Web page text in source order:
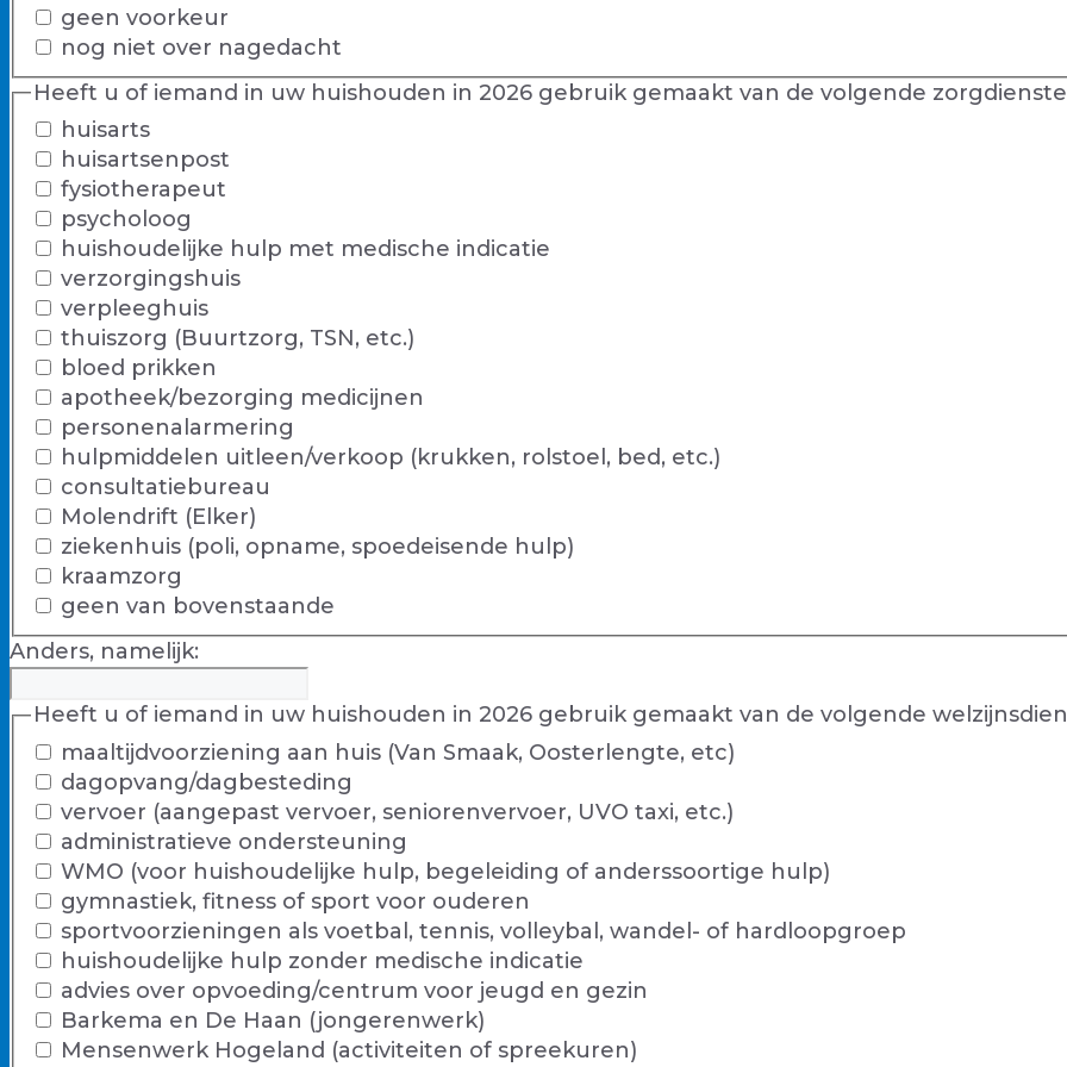
geen voorkeur
nog niet over nagedacht
Heeft u of iemand in uw huishouden in 2026 gebruik gemaakt van de volgende
huisarts
huisartsenpost
fysiotherapeut
psycholoog
huishoudelijke hulp met medische indicatie
verzorgingshuis
verpleeghuis
thuiszorg (Buurtzorg, TSN, etc.)
bloed prikken
apotheek/bezorging medicijnen
personenalarmering
hulpmiddelen uitleen/verkoop (krukken, rolstoel, bed, etc.)
consultatiebureau
Molendrift (Elker)
ziekenhuis (poli, opname, spoedeisende hulp)
kraamzorg
geen van bovenstaande
Anders, namelijk:
Heeft u of iemand in uw huishouden in 2026 gebruik gemaakt van de volgende
maaltijdvoorziening aan huis (Van Smaak, Oosterlengte, etc)
dagopvang/dagbesteding
vervoer (aangepast vervoer, seniorenvervoer, UVO taxi, etc.)
administratieve ondersteuning
WMO (voor huishoudelijke hulp, begeleiding of anderssoortige hulp)
gymnastiek, fitness of sport voor ouderen
sportvoorzieningen als voetbal, tennis, volleybal, wandel- of hardloopgroep
huishoudelijke hulp zonder medische indicatie
advies over opvoeding/centrum voor jeugd en gezin
Barkema en De Haan (jongerenwerk)
Mensenwerk Hogeland (activiteiten of spreekuren)